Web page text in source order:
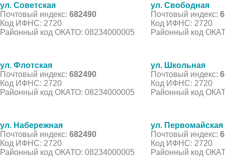
ул. Советская
Почтовый индекс: 682490
Код ИФНС: 2720
Районный код ОКАТО: 08234000005
ул. Свободная
Почтовый индекс:
Код ИФНС: 2720
Районный код
ул. Флотская
Почтовый индекс: 682490
Код ИФНС: 2720
Районный код ОКАТО: 08234000005
ул. Школьная
Почтовый индекс:
Код ИФНС: 2720
Районный код
ул. Набережная
Почтовый индекс: 682490
Код ИФНС: 2720
Районный код ОКАТО: 08234000005
ул. Первомайская
Почтовый индекс:
Код ИФНС: 2720
Районный код